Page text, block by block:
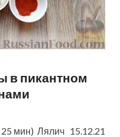
в пикантном
мин) Лялич 15.12.21